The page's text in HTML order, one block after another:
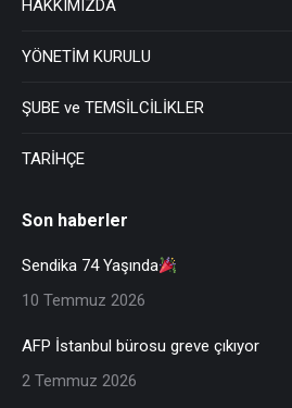
HAKKIMIZDA
YÖNETİM KURULU
ŞUBE ve TEMSİLCİLİKLER
TARİHÇE
Son haberler
Sendika 74 Yaşında
10 Temmuz 2026
AFP İstanbul bürosu greve çıkıyor
2 Temmuz 2026